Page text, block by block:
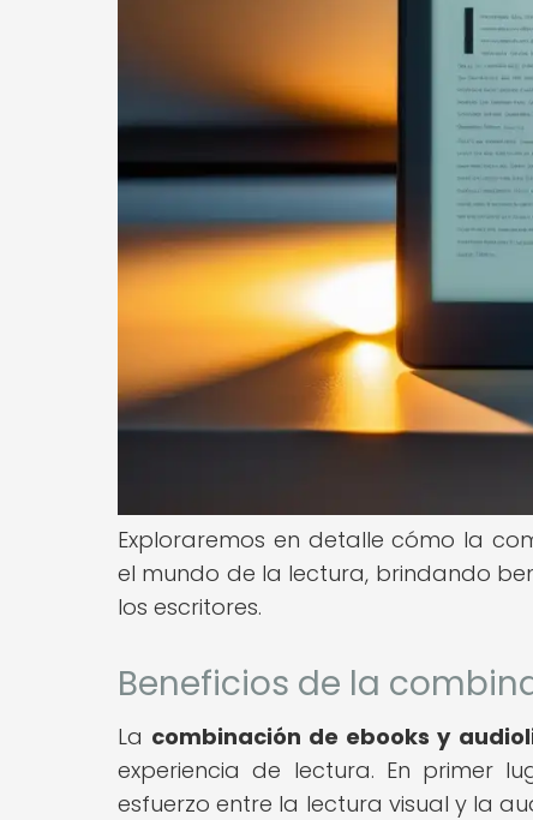
Exploraremos en detalle cómo la
el mundo de la lectura, brindando
los escritores.
Beneficios de la
La combinación de ebooks y
experiencia de lectura. En primer
esfuerzo entre la lectura visual y la